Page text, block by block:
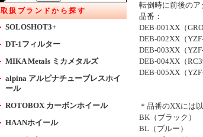
取扱ブランドから探す
SOLOSHOT3+
DT-1フィルター
MIKA Metals ミカメタルズ
alpina アルピナチューブレスホイ
ール
ROTOBOX カーボンホイール
HAANホイール
転倒時に前後のア
品番：
DEB-001XX（
DEB-002XX（YZF-
DEB-003XX（
DEB-004XX（
DEB-005XX（
＊品番のXXには
BK（ブラック）
BL（ブルー）